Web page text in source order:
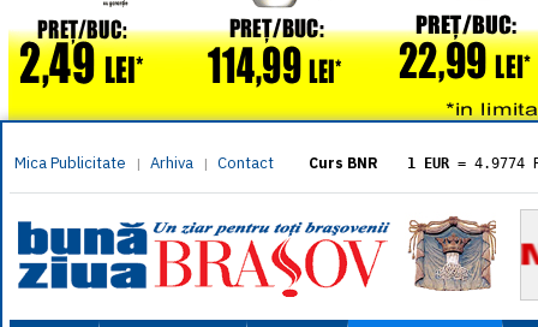
Mica Publicitate | Arhiva | Contact Curs BNR 1 EUR = 4.9774
= 5.8304
1 XAU= 464.4611
1 AED= 1.1933
1 AUD= 2.7957
1 BGN= 2.5449